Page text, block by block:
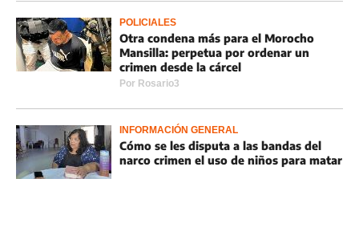
POLICIALES
Otra condena más para el Morocho
Mansilla: perpetua por ordenar un
crimen desde la cárcel
Por Rosario3
INFORMACIÓN GENERAL
Cómo se les disputa a las bandas del
narco crimen el uso de niños para matar